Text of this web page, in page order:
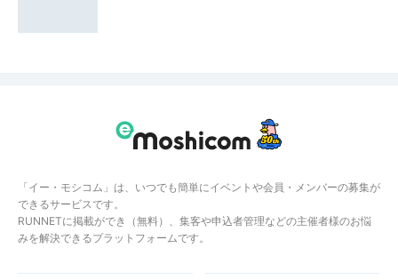
「イー・モシコム」は、いつでも簡単にイベントや会員・メンバーの募集が
できるサービスです。
RUNNETに掲載ができ（無料）、集客や申込者管理などの主催者様のお悩
みを解決できるプラットフォームです。